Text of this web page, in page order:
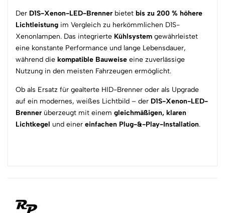
Der D1S-Xenon-LED-Brenner bietet bis zu 200 % höhere
Lichtleistung im Vergleich zu herkömmlichen D1S-
Xenonlampen. Das integrierte Kühlsystem gewährleistet
eine konstante Performance und lange Lebensdauer,
während die kompatible Bauweise eine zuverlässige
Nutzung in den meisten Fahrzeugen ermöglicht.
Ob als Ersatz für gealterte HID-Brenner oder als Upgrade
auf ein modernes, weißes Lichtbild – der D1S-Xenon-LED-
Brenner überzeugt mit einem gleichmäßigen, klaren
Lichtkegel und einer einfachen Plug-&-Play-Installation.